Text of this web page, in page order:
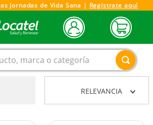
Jornadas de Vida Sana | Regístrate aquí
o categoría
RELEVANCIA